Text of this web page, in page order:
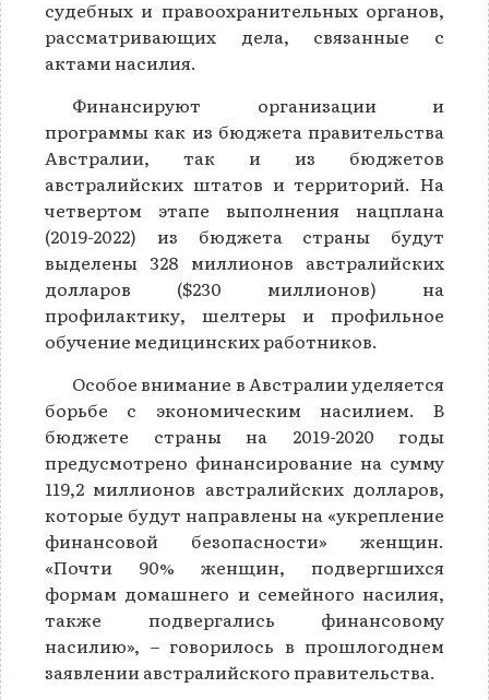
судебных и правоохранительных органов,
рассматривающих дела, связанные с
актами насилия.
Финансируют организации и
программы как из бюджета правительства
Австралии, так и из бюджетов
австралийских штатов и территорий. На
четвертом этапе выполнения нацплана
(2019-2022) из бюджета страны будут
выделены 328 миллионов австралийских
долларов ($230 миллионов) на
профилактику, шелтеры и профильное
обучение медицинских работников.
Особое внимание в Австралии уделяется
борьбе с экономическим насилием. В
бюджете страны на 2019-2020 годы
предусмотрено финансирование на сумму
119,2 миллионов австралийских долларов,
которые будут направлены на «укрепление
финансовой безопасности» женщин.
«Почти 90% женщин, подвергшихся
формам домашнего и семейного насилия,
также подвергались финансовому
насилию», – говорилось в прошлогоднем
заявлении австралийского правительства.